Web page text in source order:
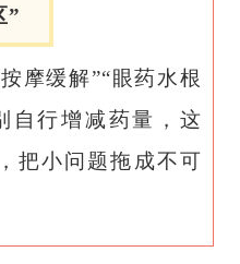
”
摩缓解”“眼药水根
自行增减药量，这
把小问题拖成不可